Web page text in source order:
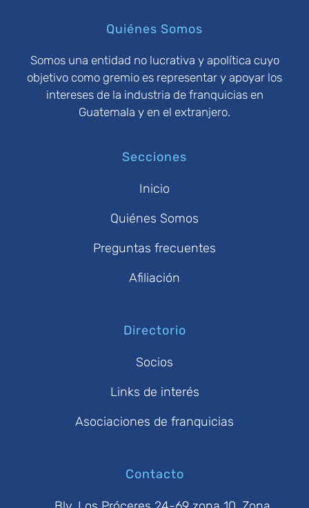
Quiénes Somos
Somos una entidad no lucrativa y apolítica cuyo
objetivo como gremio es representar y apoyar los
intereses de la industria de franquicias en
Guatemala y en el extranjero.
Secciones
Inicio
Quiénes Somos
Preguntas frecuentes
Afiliación
Directorio
Socios
Links de interés
Asociaciones de franquicias
Contacto